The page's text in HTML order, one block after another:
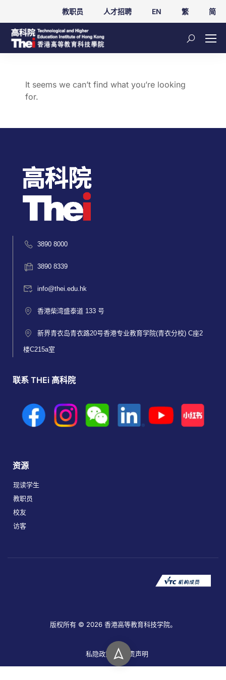
教职员 人才招聘 EN 繁 简
It seems we can’t find what you’re looking
for.
3890 8000
3890 8339
info@thei.edu.hk
香港柴湾盛泰道 133 号
新界青衣岛青衣路20号香港专业教育学院(青衣分校) C座2
楼C215a室
联系 THEi 高科院
资源
现读学生
教职员
校友
访客
版权所有 © 2026 香港高等教育科技学院。
私隐政策 免责声明